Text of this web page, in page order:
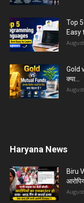
Top
Easy
Gold
क्या...
Haryana News
Biru